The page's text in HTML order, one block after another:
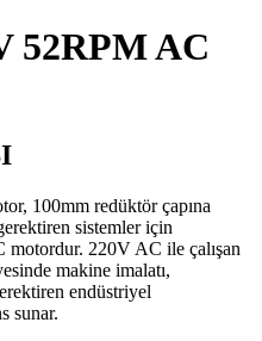
52RPM AC
100mm redüktör çapına
sistemler için
motordur. 220V AC ile çalışan
makine imalatı,
endüstriyel
sunar.